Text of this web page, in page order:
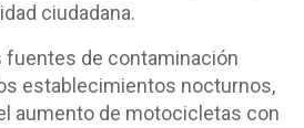
ciudadana.
fuentes de contaminación
establecimientos nocturnos,
aumento de motocicletas con